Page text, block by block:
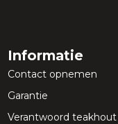
Informatie
Contact opnemen
Garantie
Verantwoord teakhout